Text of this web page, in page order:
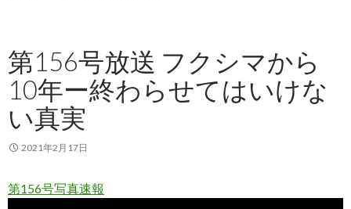
動
第156号放送 フクシマから
10年ー終わらせてはいけな
い真実
2021年2月17日
第156号写真速報